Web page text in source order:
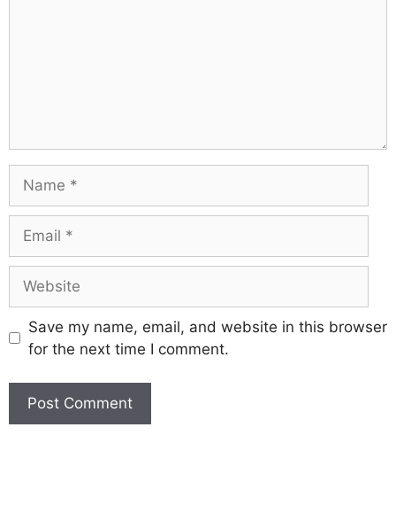
Save my name, email, and website in this browser
for the next time I comment.